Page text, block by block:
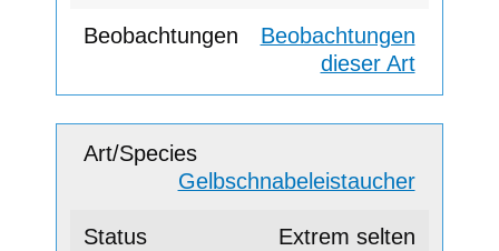
Beobachtungen
dieser Art
Gelbschnabeleistaucher
Extrem selten